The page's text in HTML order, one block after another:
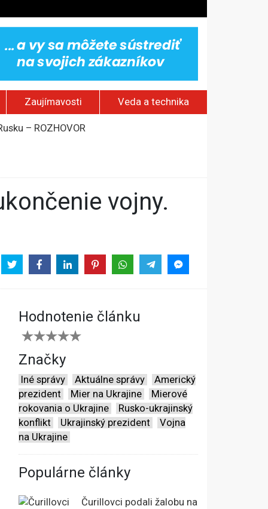
Zaujímavosti Veda a technika
– ROZHOVOR
Hodnotenie článku
Značky
Iné správy Aktuálne správy
Americký
prezident
Mier na Ukrajine
Mierové
rokovania o Ukrajine
Rusko-ukrajinský
konflikt
Ukrajinský prezident
Vojna
na Ukrajine
Populárne články
Čurillovci podali žalobu na